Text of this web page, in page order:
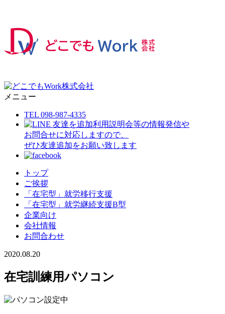
メニュー
TEL 098-987-4335
利用説明会等の情報発信や
お問合せに対応しますので、
ぜひ友達追加をお願い致します
トップ
ご挨拶
「在宅型」就労移行支援
「在宅型」就労継続支援B型
企業向け
会社情報
お問合わせ
2020.08.20
在宅訓練用パソコン